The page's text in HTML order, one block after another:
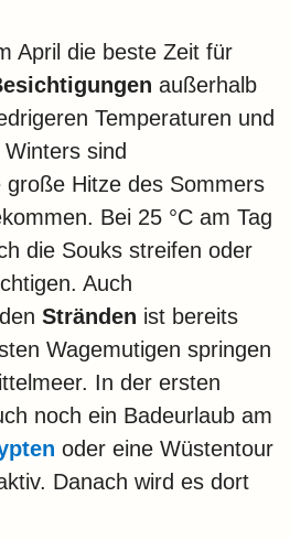
April die beste Zeit für
außerhalb
Temperaturen und
sind
große Hitze des Sommers
Bei 25 °C am Tag
die Souks streifen oder
Auch
Stränden ist bereits
Wagemutigen springen
In der ersten
noch ein Badeurlaub am
oder eine Wüstentour
Danach wird es dort